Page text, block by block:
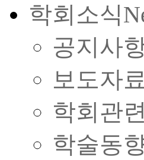
학회소식
공지사
보도자료
학회관
학술동